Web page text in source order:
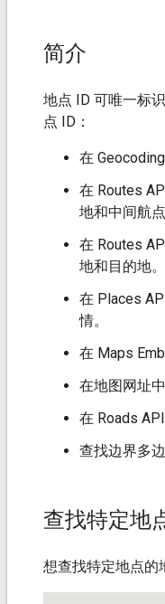
简介
地点 ID 可唯一标
点 ID：
在
在 Routes
地和中间航点
在 Routes
地和目的地。
在 Places
情。
在 Maps
在地图网址
在 Roads
查找边界多
查找特定地
想查找特定地点的